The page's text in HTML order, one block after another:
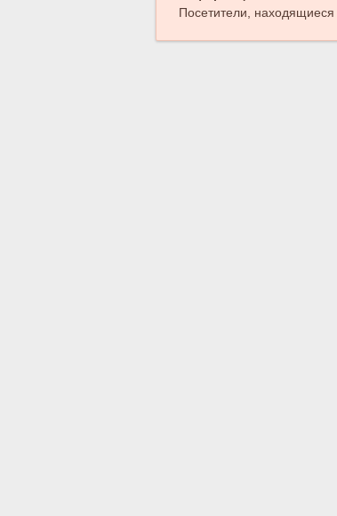
Посетители, находящиеся